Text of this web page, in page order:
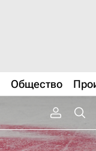
Общество